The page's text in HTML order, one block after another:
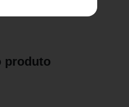
produto